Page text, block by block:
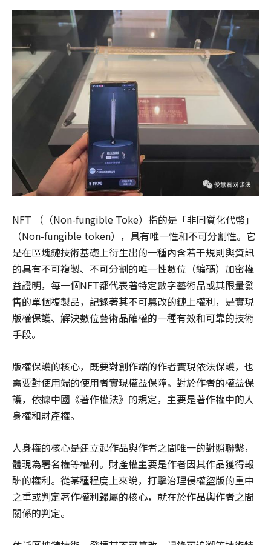
NFT （（Non-fungible Toke）指的是「非同質化代幣」
（Non-fungible token），具有唯一性和不可分割性。它
是在區塊鏈技術基礎上衍生出的一種內含若干規則與資訊
的具有不可複製、不可分割的唯一性數位（編碼）加密權
益證明，每一個NFT都代表著特定數字藝術品或其限量發
售的單個複製品，記錄著其不可篡改的鏈上權利，是實現
版權保護、解決數位藝術品確權的一種有效和可靠的技術
手段。
版權保護的核心，既要對創作端的作者實現依法保護，也
需要對使用端的使用者實現權益保障。對於作者的權益保
護，依據中國《著作權法》的規定，主要是著作權中的人
身權和財產權。
人身權的核心是建立起作品與作者之間唯一的對照聯繫，
體現為署名權等權利。財產權主要是作者因其作品獲得報
酬的權利。從某種程度上來說，打擊治理侵權盜版的重中
之重或判定著作權利歸屬的核心，就在於作品與作者之間
關係的判定。